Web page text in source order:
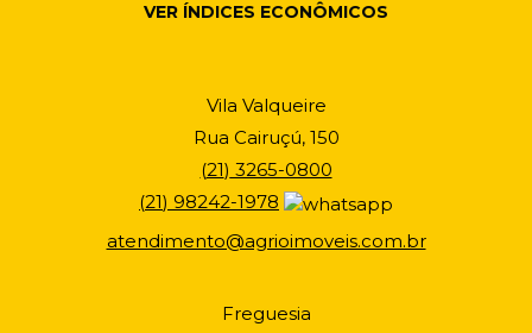
VER ÍNDICES ECONÔMICOS
Vila Valqueire
Rua Cairuçú, 150
(21) 3265-0800
(21) 98242-1978
atendimento@agrioimoveis.com.br
Freguesia